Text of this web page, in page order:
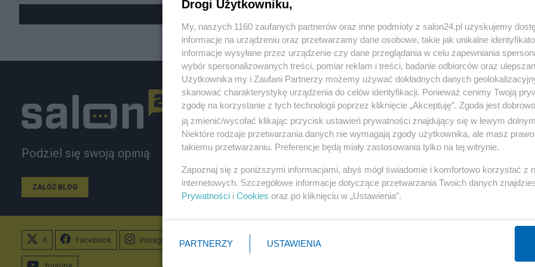
Podziel się swoją opinią
ZAŁÓŻ BLOG
Polityka
NATO
KO
Imigranci
PiS
Gospodarka
Centralny Port Komunikacyjny
Inwestycje
Podatki
Energetyka
X Facebook Instagram
Youtube
Drogi Użytkowniku,
My, naszych 1160 zaufanych partnerów oraz inne podmioty z salon24.pl uzyskujemy
informacje na urządzeniu oraz przetwarzamy dane osobowe, takie jak unikalne
informacje wysyłane przez urządzenie czy dane przeglądania w celu zapewniania
wybór spersonalizowanych treści, pomiar reklam i treści, badanie odbiorców oraz
Użytkownika my i Zaufani Partnerzy możemy używać dokładnych danych
skanować charakterystykę urządzenia do celów identyfikacji. Ponieważ cenimy Twoją
zgodę na korzystanie z tych technologii poprzez kliknięcie „Akceptuję”. Zgoda jest
ją zmienić/wycofać klikając przycisk ustawień prywatności znajdujący się w lewym
Niektóre rodzaje przetwarzania danych nie wymagają zgody użytkownika, ale masz
takiemu przetwarzaniu. Preferencje będą miały zastosowania tylko na tej witrynie.
Zapoznaj się z poniższymi informacjami, abyś mógł świadomie i komfortowo korzystać z
internetowych. Szczegółowe informacje dotyczące przetwarzania Twoich danych
Prywatności i Cookies oraz po kliknięciu w „Ustawienia”.
PARTNERZY USTAWIENIA